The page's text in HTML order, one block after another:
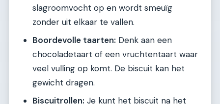
slagroomvocht op en wordt smeuïg
zonder uit elkaar te vallen.
Boordevolle taarten: Denk aan een
chocoladetaart of een vruchtentaart waar
veel vulling op komt. De biscuit kan het
gewicht dragen.
Biscuitrollen: Je kunt het biscuit na het